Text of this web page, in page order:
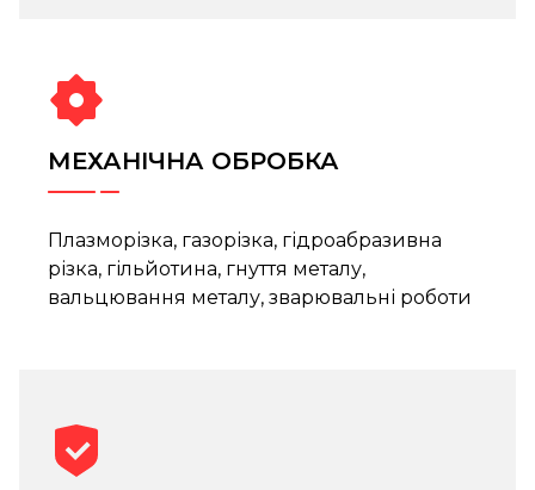
МЕХАНІЧНА ОБРОБКА
Плазморізка, газорізка, гідроабразивна
різка, гільйотина, гнуття металу,
вальцювання металу, зварювальні роботи